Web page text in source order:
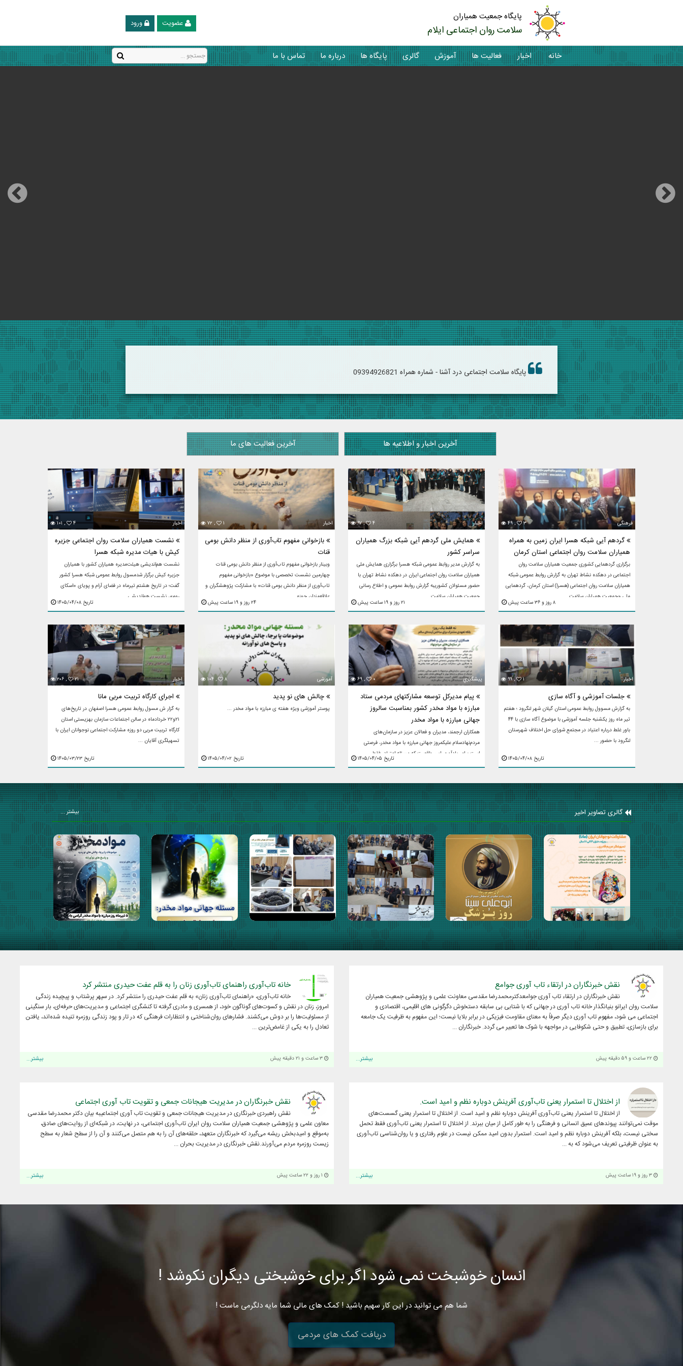
پایگاه جمعیت همیاران
سلامت روان اجتماعی ايلام ورود عضویت
خانه اخبار فعالیت ها آموزش گالری پایگاه ها درباره ما تماس با ما
پایگاه سلامت اجتماعی درد آشنا - شماره همراه 09394926821
آخرین اخبار و اطلاعیه ها آخرین فعالیت های ما
۴۹ , ۳ فرهنگی
گردهم آیی شبکه هسرا ایران زمین به همراه
همیاران سلامت روان اجتماعی استان کرمان
برگزاری گردهمایی کشوری جمعیت همیاران سلامت روان
اجتماعی در دهکده نشاط تهران به گزارش روابط عمومی شبکه
همیاران سلامت روان اجتماعی (هسرا) استان کرمان، گردهمایی
ملی «جمعیت همیاران سلامت ...
۸ روز و ۳۶ ساعت پیش
۹۷ , ۴ اخبار
همایش ملی گردهم آیی شبکه بزرگ همیاران
سراسر کشور
به گزارش مدیر روابط عمومی شبکه هسرا برگزاری همایش ملی
همیاران سلامت روان اجتماعی ایران در دهکده نشاط تهران با
حضور مسئولان کشوریبه گزارش روابط عمومی و اطلاع رسانی
جمعیت همیاران سلامت ...
۲۱ روز و ۱۹ ساعت پیش
۷۲ , ۱ اخبار
بازخوانی مفهوم تاب‌آوری از منظر دانش بومی
قنات
وبینار بازخوانی مفهوم تاب‌آوری از منظر دانش بومی قنات
چهارمین نشست تخصصی با موضوع «بازخوانی مفهوم
تاب‌آوری از منظر دانش بومی قنات» با مشارکت پژوهشگران و
علاقه‌مندان حوزه ...
۲۴ روز و ۱۹ ساعت پیش
۱۰۱ , ۴ اخبار
نشست همیاران سلامت روان اجتماعی جزیره
کیش با هیات مدیره شبکه هسرا
نشست هم‌اندیشی هیئت‌مدیره همیاران کشور با همیاران
جزیره کیش برگزار شدمسول روابط عمومی شبکه هسرا کشور
گفت؛ در تاریخ هشتم تیرماه در فضای آرام و پویا‌ی «اسکای
روم»، نشست هم‌اندیشی ...
تاریخ ۱۴۰۵/۰۴/۰۸
۹۹ , ۱ اخبار
جلسات آموزشی و آگاه سازی
به گزارش مسوول روابط عمومی استان گیلان شهر لنگرود ؛ هفتم
تیر ماه روز یکشنبه جلسه آموزشی با موضوع آگاه سازی با ۴۴
باور غلط درباره اعتیاد در مجتمع شورای حل اختلاف شهرستان
لنگرود با حضور ...
تاریخ ۱۴۰۵/۰۴/۰۸
۶۹ , ۰ پيشگيري
پیام مدیرکل توسعه مشارکتهای مردمی ستاد
مبارزه با مواد مخدر کشور بمناسبت سالروز
جهانی مبارزه با مواد مخدر
همکاران ارجمند، مدیران و فعالان عزیز در سازمان‌های
مردم‌نهادسلام علیکمروز جهانی مبارزه با مواد مخدر، فرصتی
است برای یادآوری این واقعیت که مسئله اعتیاد، فقط
تاریخ ۱۴۰۵/۰۴/۰۵
۱۰۴ , ۸ آموزشی
چالش های نو پدید
پوستر آموزشی ویژه هفته ی مبارزه با مواد مخدر ...
تاریخ ۱۴۰۵/۰۴/۰۲
۲۰۶ , ۲۱ اخبار
اجرای کارگاه تربیت مربی مانا
به گزار ش مسول روابط عمومی هسرا اصفهان در تاریخ‌های
۲۱و۲۲ خردادماه در سالن اجتماعات سازمان بهزیستی استان
کارگاه تربیت مربی دو روزه مشارکت اجتماعی نوجوانان ایران با
تسهیلگری آقایان ...
تاریخ ۱۴۰۵/۰۳/۲۳
گالری تصاویر اخیر بیشتر ...
خانه تاب‌آوری راهنمای تاب‌آوری زنان را به قلم عفت حیدری منتشر کرد
خانه تاب‌آوری، «راهنمای تاب‌آوری زنان» به قلم عفت حیدری را منتشر کرد. در سپهر پرشتاب و پیچیده زندگی
امروز، زنان در نقش و کسوت‌های گوناگون خود، از همسری و مادری گرفته تا کنشگری اجتماعی و مدیریت‌های حرفه‌ای، بار سنگینی
از مسئولیت‌ها را بر دوش می‌کشند. فشارهای روان‌شناختی و انتظارات فرهنگی که در تار و پود زندگی روزمره تنیده شده‌اند، یافتن
تعادل را به یکی از غامض‌ترین ...
۳ ساعت و ۲۱ دقیقه پیش بیشتر...
نقش خبرنگاران در ارتقاء تاب آوری جوامع
نقش خبرنگاران در ارتقاء تاب آوری جوامعدکترمحمدرضا مقدسی معاونت علمی و پژوهشی جمعیت همیاران
سلامت روان ایرانو بنیانگذار خانه تاب آوری در جهانی که با شتابی بی سابقه دستخوش دگرگونی های اقلیمی، اقتصادی و
اجتماعی می شود، مفهوم تاب آوری دیگر صرفاً به معنای مقاومت فیزیکی در برابر بلایا نیست؛ این مفهوم به ظرفیت یک جامعه
برای بازسازی، تطبیق و حتی شکوفایی در مواجهه با شوک ها تعبیر می گردد. خبرنگاران ...
۲۲ ساعت و ۵۹ دقیقه پیش بیشتر...
نقش خبرنگاران در مدیریت هیجانات جمعی و تقویت تاب آوری اجتماعی
نقش راهبردی خبرنگاری در مدیریت هیجانات جمعی و تقویت تاب آوری اجتماعیبه بیان دکتر محمدرضا مقدسی
معاون علمی و پژوهشی جمعیت همیاران سلامت روان ایران تاب‌آوری اجتماعی، در نهایت، در شبکه‌ای از روایت‌های صادق،
به‌موقع و امیدبخش ریشه می‌گیرد که خبرنگاران متعهد، حلقه‌های آن را به هم متصل می‌کنند و آن را از سطح شعار به سطح
زیست روزمره مردم می‌آورند.نقش خبرنگاری در مدیریت بحران ...
۱ روز و ۲۲ ساعت پیش بیشتر...
از اختلال تا استمرار یعنی تاب‌آوری آفرینش دوباره نظم و امید است.
از اختلال تا استمرار یعنی تاب‌آوری آفرینش دوباره نظم و امید است. از اختلال تا استمرار یعنی گسست‌های
موقت نمی‌توانند پیوندهای عمیق انسانی و فرهنگی را به طور کامل از میان ببرند. از اختلال تا استمرار یعنی تاب‌آوری فقط تحمل
سختی نیست، بلکه آفرینش دوباره نظم و امید است. استمرار بدون امید ممکن نیست در علوم رفتاری و یا روان‌شناسی تاب‌آوری
به عنوان ظرفیتی تعریف می‌شود که به ...
۳ روز و ۱۹ ساعت پیش بیشتر...
انسان خوشبخت نمی شود اگر برای خوشبختی دیگران نکوشد !
شما هم می توانید در این کار سهیم باشید ! کمک های مالی شما مایه دلگرمی ماست !
دریافت کمک های مردمی